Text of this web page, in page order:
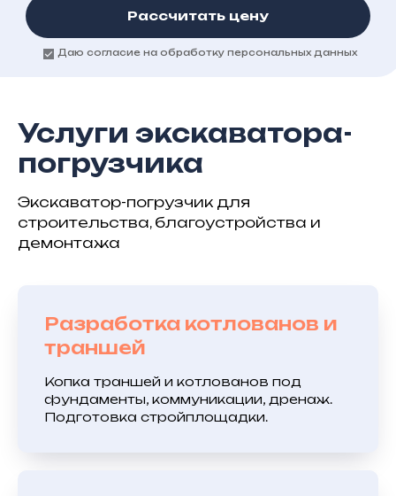
Даю согласие на обработку персональных данных
Рассчитать цену
Услуги экскаватора-
погрузчика
Экскаватор-погрузчик для
строительства, благоустройства и
демонтажа
Разработка котлованов и
траншей
Копка траншей и котлованов под
фундаменты, коммуникации, дренаж.
Подготовка стройплощадки.